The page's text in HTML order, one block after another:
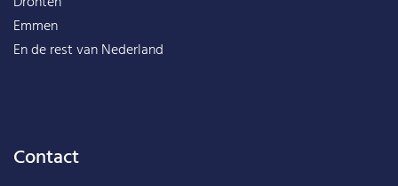
Emmen
En de rest vanNederland
Contact